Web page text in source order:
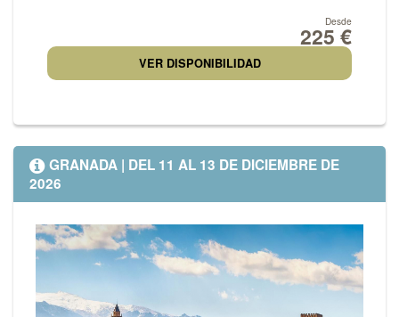
Un viaje que combina cultura, tradición y algunos de los monumentos más
emblemáticos de España-
Desde
225 €
VER DISPONIBILIDAD
GRANADA | DEL 11 AL 13 DE DICIEMBRE DE
2026